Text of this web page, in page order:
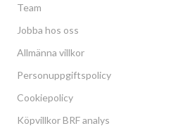
Team
Jobba hos oss
Allmänna villkor
Personuppgiftspolicy
Cookiepolicy
Köpvillkor BRF analys